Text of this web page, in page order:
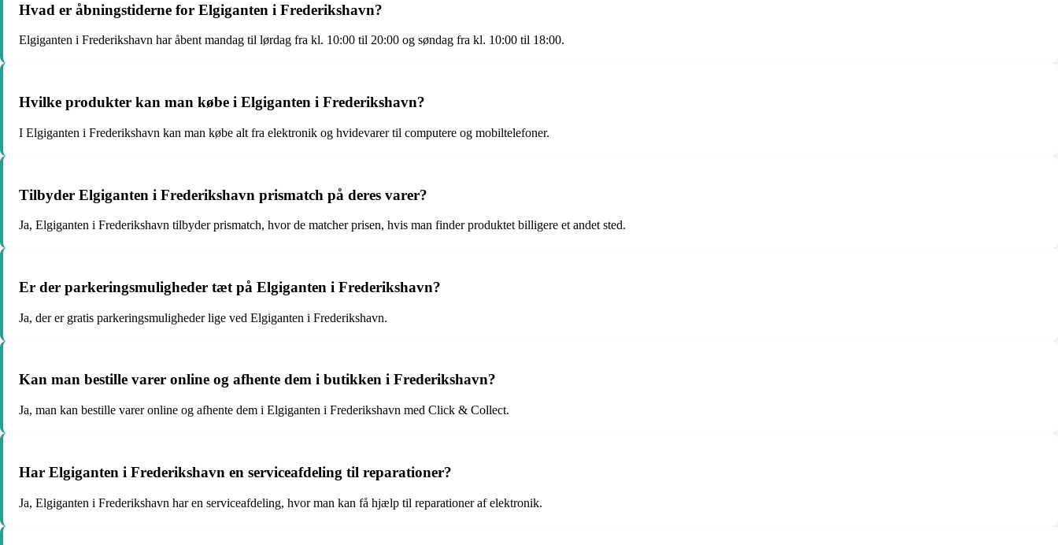
Hvad er åbningstiderne for Elgiganten i Frederikshavn?
Elgiganten i Frederikshavn har åbent mandag til lørdag fra kl. 10:00 til 20:00 og søndag fra kl. 10:00 til 18:00.
Hvilke produkter kan man købe i Elgiganten i Frederikshavn?
I Elgiganten i Frederikshavn kan man købe alt fra elektronik og hvidevarer til computere og mobiltelefoner.
Tilbyder Elgiganten i Frederikshavn prismatch på deres varer?
Ja, Elgiganten i Frederikshavn tilbyder prismatch, hvor de matcher prisen, hvis man finder produktet billigere et andet sted.
Er der parkeringsmuligheder tæt på Elgiganten i Frederikshavn?
Ja, der er gratis parkeringsmuligheder lige ved Elgiganten i Frederikshavn.
Kan man bestille varer online og afhente dem i butikken i Frederikshavn?
Ja, man kan bestille varer online og afhente dem i Elgiganten i Frederikshavn med Click & Collect.
Har Elgiganten i Frederikshavn en serviceafdeling til reparationer?
Ja, Elgiganten i Frederikshavn har en serviceafdeling, hvor man kan få hjælp til reparationer af elektronik.